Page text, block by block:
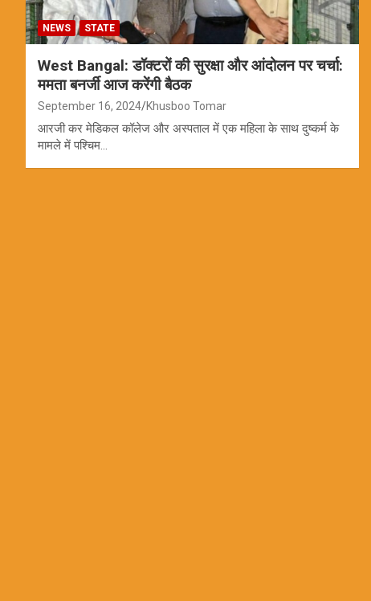
NEWS STATE
West Bangal: डॉक्टरों की सुरक्षा और आंदोलन पर चर्चा:
ममता बनर्जी आज करेंगी बैठक
September 16, 2024 Khusboo Tomar
आरजी कर मेडिकल कॉलेज और अस्पताल में एक महिला के साथ दुष्कर्म के
मामले में पश्चिम…